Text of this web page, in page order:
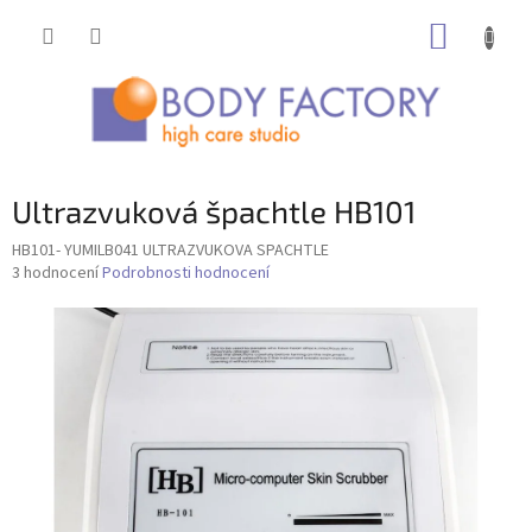
Ultrazvuková špachtle HB101
HB101- YUMILB041 ULTRAZVUKOVA SPACHTLE
Průměrné
3 hodnoceníPodrobnosti hodnocení